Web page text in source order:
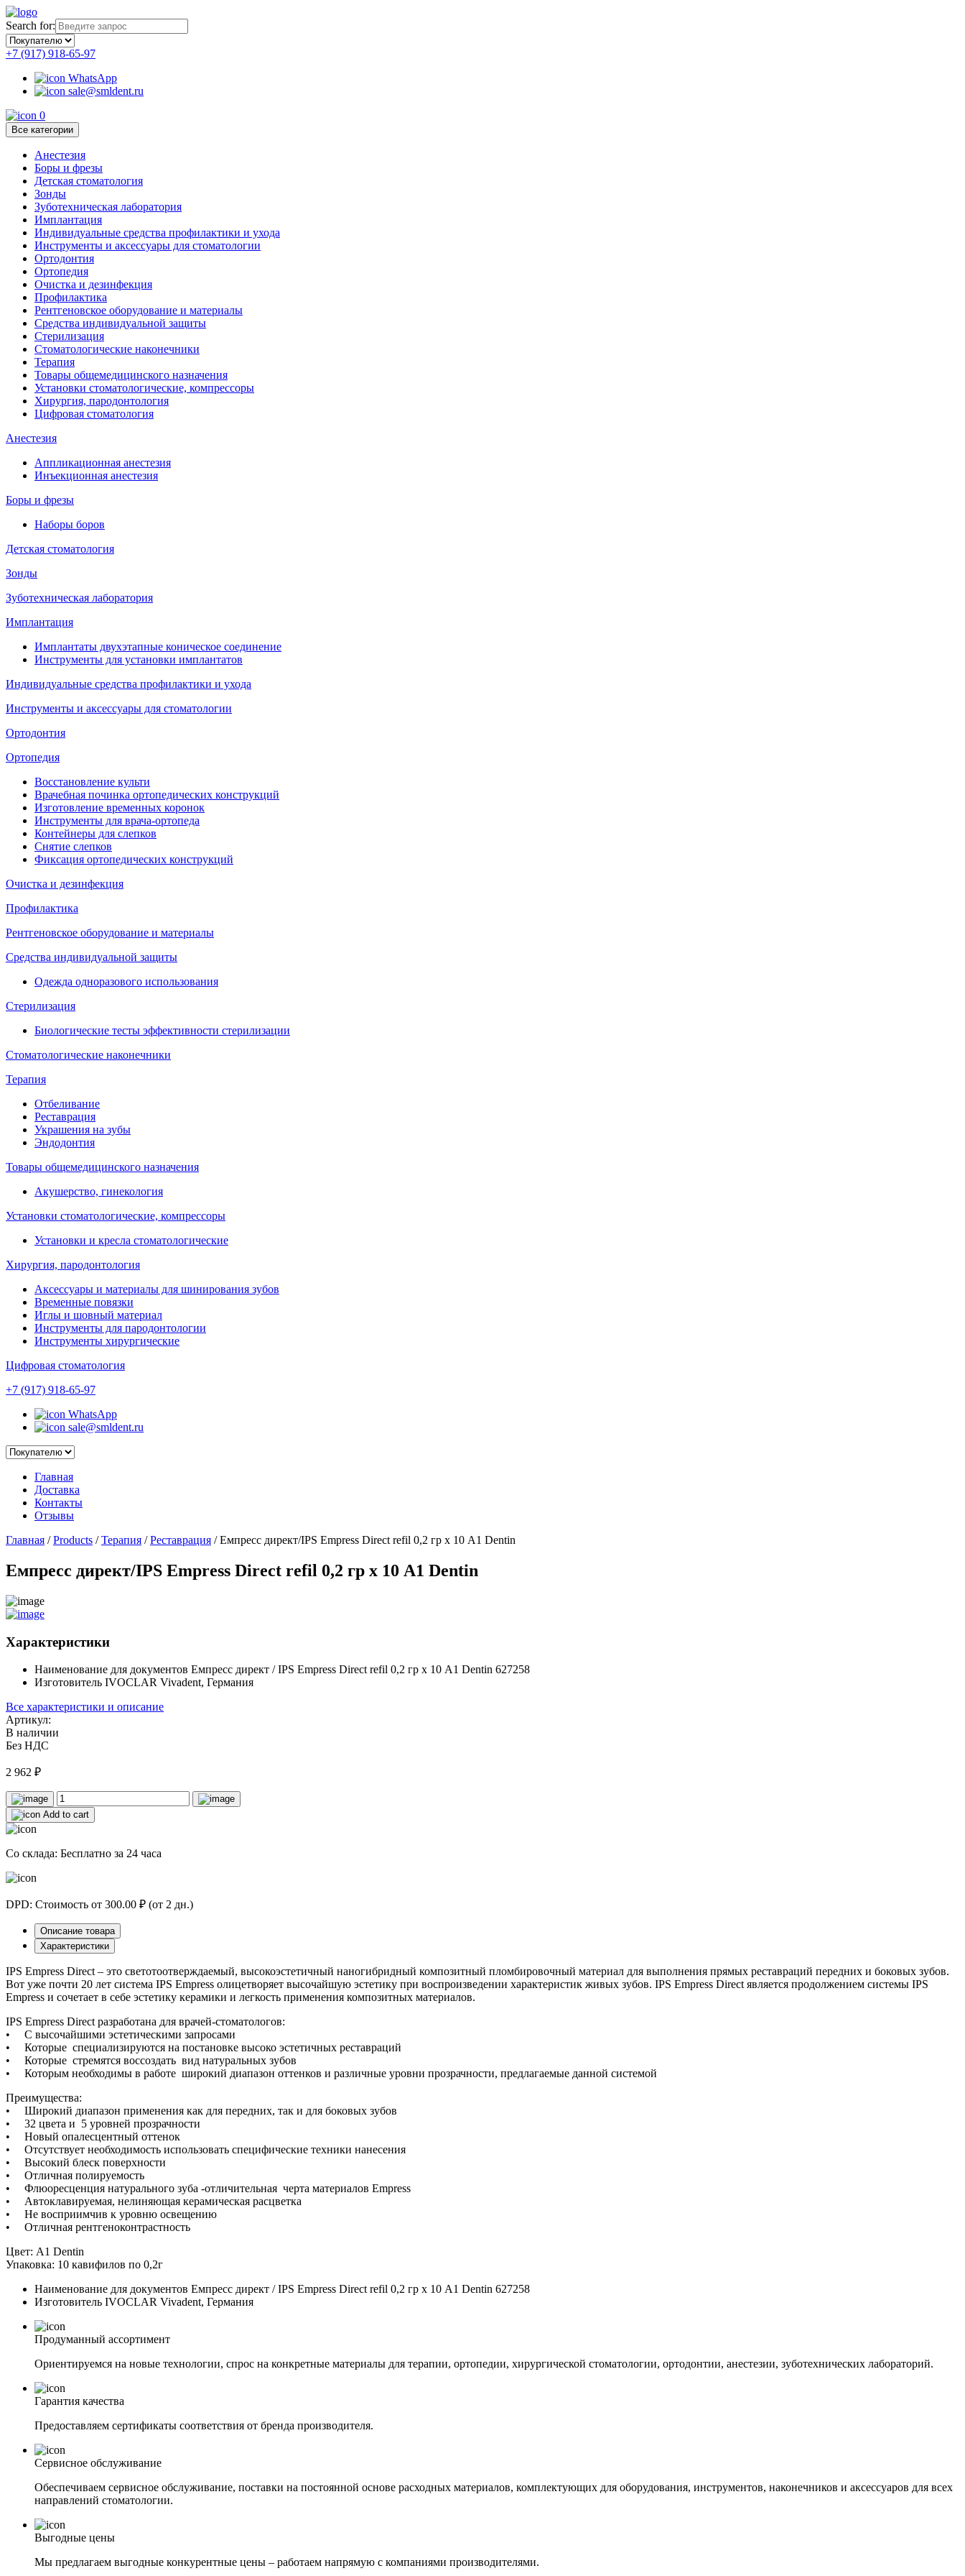
Search for:
+7 (917) 918-65-97
WhatsApp
sale@smldent.ru
0
Все категории
Анестезия
Боры и фрезы
Детская стоматология
Зонды
Зуботехническая лаборатория
Имплантация
Индивидуальные средства профилактики и ухода
Инструменты и аксессуары для стоматологии
Ортодонтия
Ортопедия
Очистка и дезинфекция
Профилактика
Рентгеновское оборудование и материалы
Средства индивидуальной защиты
Стерилизация
Стоматологические наконечники
Терапия
Товары общемедицинского назначения
Установки стоматологические, компрессоры
Хирургия, пародонтология
Цифровая стоматология
Анестезия
Аппликационная анестезия
Инъекционная анестезия
Боры и фрезы
Наборы боров
Детская стоматология
Зонды
Зуботехническая лаборатория
Имплантация
Имплантаты двухэтапные коническое соединение
Инструменты для установки имплантатов
Индивидуальные средства профилактики и ухода
Инструменты и аксессуары для стоматологии
Ортодонтия
Ортопедия
Восстановление культи
Врачебная починка ортопедических конструкций
Изготовление временных коронок
Инструменты для врача-ортопеда
Контейнеры для слепков
Снятие слепков
Фиксация ортопедических конструкций
Очистка и дезинфекция
Профилактика
Рентгеновское оборудование и материалы
Средства индивидуальной защиты
Одежда одноразового использования
Стерилизация
Биологические тесты эффективности стерилизации
Стоматологические наконечники
Терапия
Отбеливание
Реставрация
Украшения на зубы
Эндодонтия
Товары общемедицинского назначения
Акушерство, гинекология
Установки стоматологические, компрессоры
Установки и кресла стоматологические
Хирургия, пародонтология
Аксессуары и материалы для шинирования зубов
Временные повязки
Иглы и шовный материал
Инструменты для пародонтологии
Инструменты хирургические
Цифровая стоматология
+7 (917) 918-65-97
WhatsApp
sale@smldent.ru
Главная
Доставка
Контакты
Отзывы
Главная / Products / Терапия / Реставрация /Емпресс директ/IPS Empress Direct refil 0,2 гр х 10 А1 Dentin
Емпресс директ/IPS Empress Direct refil 0,2 гр х 10 А1 Dentin
Характеристики
Наименование для документов Емпресс директ / IPS Empress Direct refil 0,2 гр х 10 А1 Dentin 627258
Изготовитель IVOCLAR Vivadent, Германия
Все характеристики и описание
Артикул:
В наличии
Без НДС
2 962 ₽
Add to cart
Со склада: Бесплатно за 24 часа
DPD: Стоимость от 300.00 ₽ (от 2 дн.)
Описание товара
Характеристики
IPS Empress Direct – это светотоотверждаемый, высокоэстетичный наногибридный композитный пломбировочный материал для выполнения прямых реставраций передних и боковых зубов.
Вот уже почти 20 лет система IPS Empress олицетворяет высочайшую эстетику при воспроизведении характеристик живых зубов. IPS Empress Direct является продолжением системы IPS
Empress и сочетает в себе эстетику керамики и легкость применения композитных материалов.
IPS Empress Direct разработана для врачей-стоматологов:
• С высочайшими эстетическими запросами
• Которые специализируются на постановке высоко эстетичных реставраций
• Которые стремятся воссоздать вид натуральных зубов
• Которым необходимы в работе широкий диапазон оттенков и различные уровни прозрачности, предлагаемые данной системой
Преимущества:
• Широкий диапазон применения как для передних, так и для боковых зубов
• 32 цвета и 5 уровней прозрачности
• Новый опалесцентный оттенок
• Отсутствует необходимость использовать специфические техники нанесения
• Высокий блеск поверхности
• Отличная полируемость
• Флюоресценция натурального зуба -отличительная черта материалов Empress
• Автоклавируемая, нелиняющая керамическая расцветка
• Не восприимчив к уровню освещению
• Отличная рентгеноконтрастность
Цвет: A1 Dentin
Упаковка: 10 кавифилов по 0,2г
Наименование для документов Емпресс директ / IPS Empress Direct refil 0,2 гр х 10 А1 Dentin 627258
Изготовитель IVOCLAR Vivadent, Германия
Продуманный ассортимент
Ориентируемся на новые технологии, спрос на конкретные материалы для терапии, ортопедии, хирургической стоматологии, ортодонтии, анестезии, зуботехнических лабораторий.
Гарантия качества
Предоставляем сертификаты соответствия от бренда производителя.
Сервисное обслуживание
Обеспечиваем сервисное обслуживание, поставки на постоянной основе расходных материалов, комплектующих для оборудования, инструментов, наконечников и аксессуаров для всех
направлений стоматологии.
Выгодные цены
Мы предлагаем выгодные конкурентные цены – работаем напрямую с компаниями производителями.